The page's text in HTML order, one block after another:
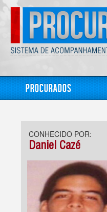
Procurados
CONHECIDO POR:
Daniel Cazé